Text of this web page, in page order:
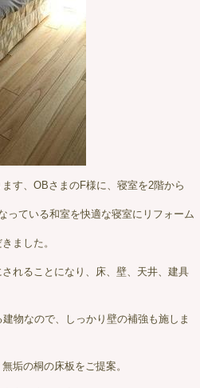
す、OBさまのF様に、寝室を2階から
っている和室を快適な寝室にリフォーム
ました。
れることになり、床、壁、天井、建具
物なので、しっかり壁の補強も施しま
垢の桐の床板をご提案。